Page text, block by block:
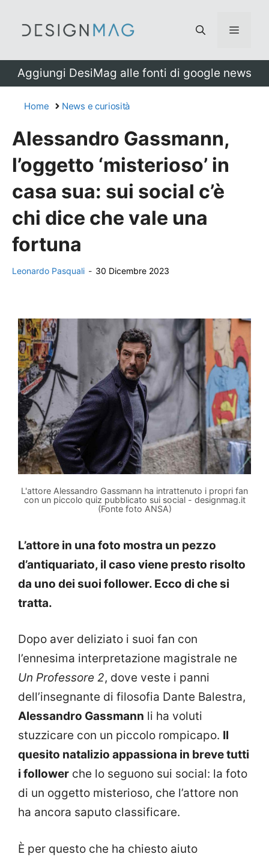
Menu
Aggiungi DesiMag alle fonti di google news
Home News e curiosità
Alessandro Gassmann,
l’oggetto ‘misterioso’ in
casa sua: sui social c’è
chi dice che vale una
fortuna
Leonardo Pasquali - 30 Dicembre 2023
L'attore Alessandro Gassmann ha intrattenuto i propri fan
con un piccolo quiz pubblicato sui social - designmag.it
(Fonte foto ANSA)
L’attore in una foto mostra un pezzo
d’antiquariato, il caso viene presto risolto
da uno dei suoi follower. Ecco di che si
tratta.
Dopo aver deliziato i suoi fan con
l’ennesima interpretazione magistrale ne
Un Professore 2, dove veste i panni
dell’insegnante di filosofia Dante Balestra,
Alessandro Gassmann li ha voluti
stuzzicare con un piccolo rompicapo. Il
quesito natalizio appassiona in breve tutti
i follower che lo seguono sui social: la foto
di un oggetto misterioso, che l’attore non
ha ancora saputo classificare.
È per questo che ha chiesto aiuto